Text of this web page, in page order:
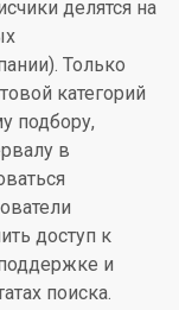
делятся на
Только
категорий
подбору,
в
доступ к
и
поиска.